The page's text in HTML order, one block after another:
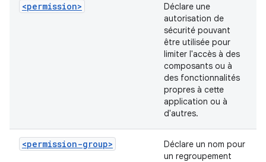
<permission>
Déclare une
autorisation de
sécurité pouvant
être utilisée pour
limiter l'accès à des
composants ou à
des fonctionnalités
propres à cette
application ou à
d'autres.
<permission-group>
Déclare un nom pour
un regroupement